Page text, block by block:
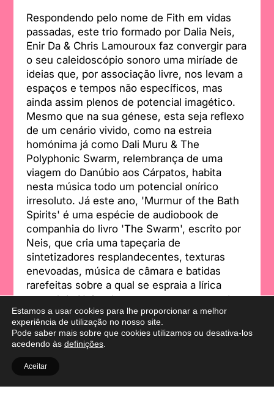
Respondendo pelo nome de Fith em vidas
passadas, este trio formado por Dalia Neis,
Enir Da & Chris Lamouroux faz convergir para
o seu caleidoscópio sonoro uma miríade de
ideias que, por associação livre, nos levam a
espaços e tempos não específicos, mas
ainda assim plenos de potencial imagético.
Mesmo que na sua génese, esta seja reflexo
de um cenário vivido, como na estreia
homónima já como Dali Muru & The
Polyphonic Swarm, relembrança de uma
viagem do Danúbio aos Cárpatos, habita
nesta música todo um potencial onírico
irresoluto. Já este ano, 'Murmur of the Bath
Spirits' é uma espécie de audiobook de
companhia do livro 'The Swarm', escrito por
Neis, que cria uma tapeçaria de
sintetizadores resplandecentes, texturas
enevoadas, música de câmara e batidas
rarefeitas sobre a qual se espraia a lírica
surreal de Neis, algures entre uma peça de
rádio e a spoken word. Foto: Les Ateliers
Claus
Estamos a usar cookies para lhe proporcionar a melhor
experiência de utilização no nosso site.
Pode saber mais sobre que cookies utilizamos ou desativa-los
acedendo às definições
Aceitar